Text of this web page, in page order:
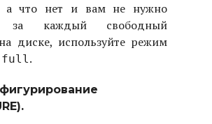
а что нет и вам не нужно
за каждый свободный
диске, используйте режим
full.